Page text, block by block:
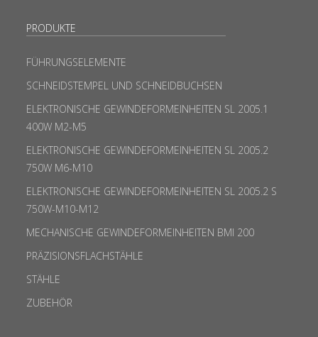
PRODUKTE
FÜHRUNGSELEMENTE
SCHNEIDSTEMPEL UND SCHNEIDBUCHSEN
ELEKTRONISCHE GEWINDEFORMEINHEITEN SL 2005.1
400W M2-M5
ELEKTRONISCHE GEWINDEFORMEINHEITEN SL 2005.2
750W M6-M10
ELEKTRONISCHE GEWINDEFORMEINHEITEN SL 2005.2 S
750W-M10-M12
MECHANISCHE GEWINDEFORMEINHEITEN BMI 200
PRÄZISIONSFLACHSTÄHLE
STÄHLE
ZUBEHÖR